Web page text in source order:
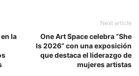
la
Next article
One Art Space celebra “She
Is 2026” con una exposición
que destaca el liderazgo de
mujeres artistas